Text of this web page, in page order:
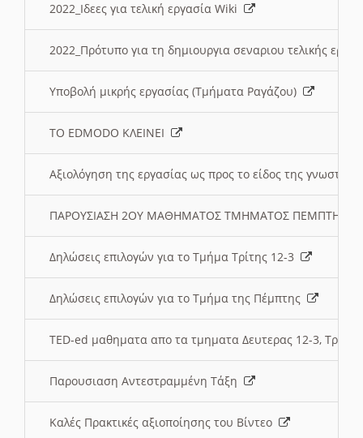
2022_Ιδεες για τελική εργασία Wiki
2022_Πρότυπο για τη δημιουργια σεναριου τελικής
Υποβολή μικρής εργασίας (Τμήματα Ραγάζου)
ΤΟ EDMODO ΚΛΕΙΝΕΙ
Αξιολόγηση της εργασίας ως προς το είδος της
ΠΑΡΟΥΣΙΑΣΗ 2ΟΥ ΜΑΘΗΜΑΤΟΣ ΤΜΗΜΑΤΟΣ
Δηλώσεις επιλογών για το Τμήμα Τρίτης 12-3
Δηλώσεις επιλογών για το Τμήμα της Πέμπτης
TED-ed μαθηματα απο τα τμηματα Δευτερας 12-3,
Παρουσιαση Αντεστραμμένη Τάξη
Καλές Πρακτικές αξιοποίησης του Βίντεο